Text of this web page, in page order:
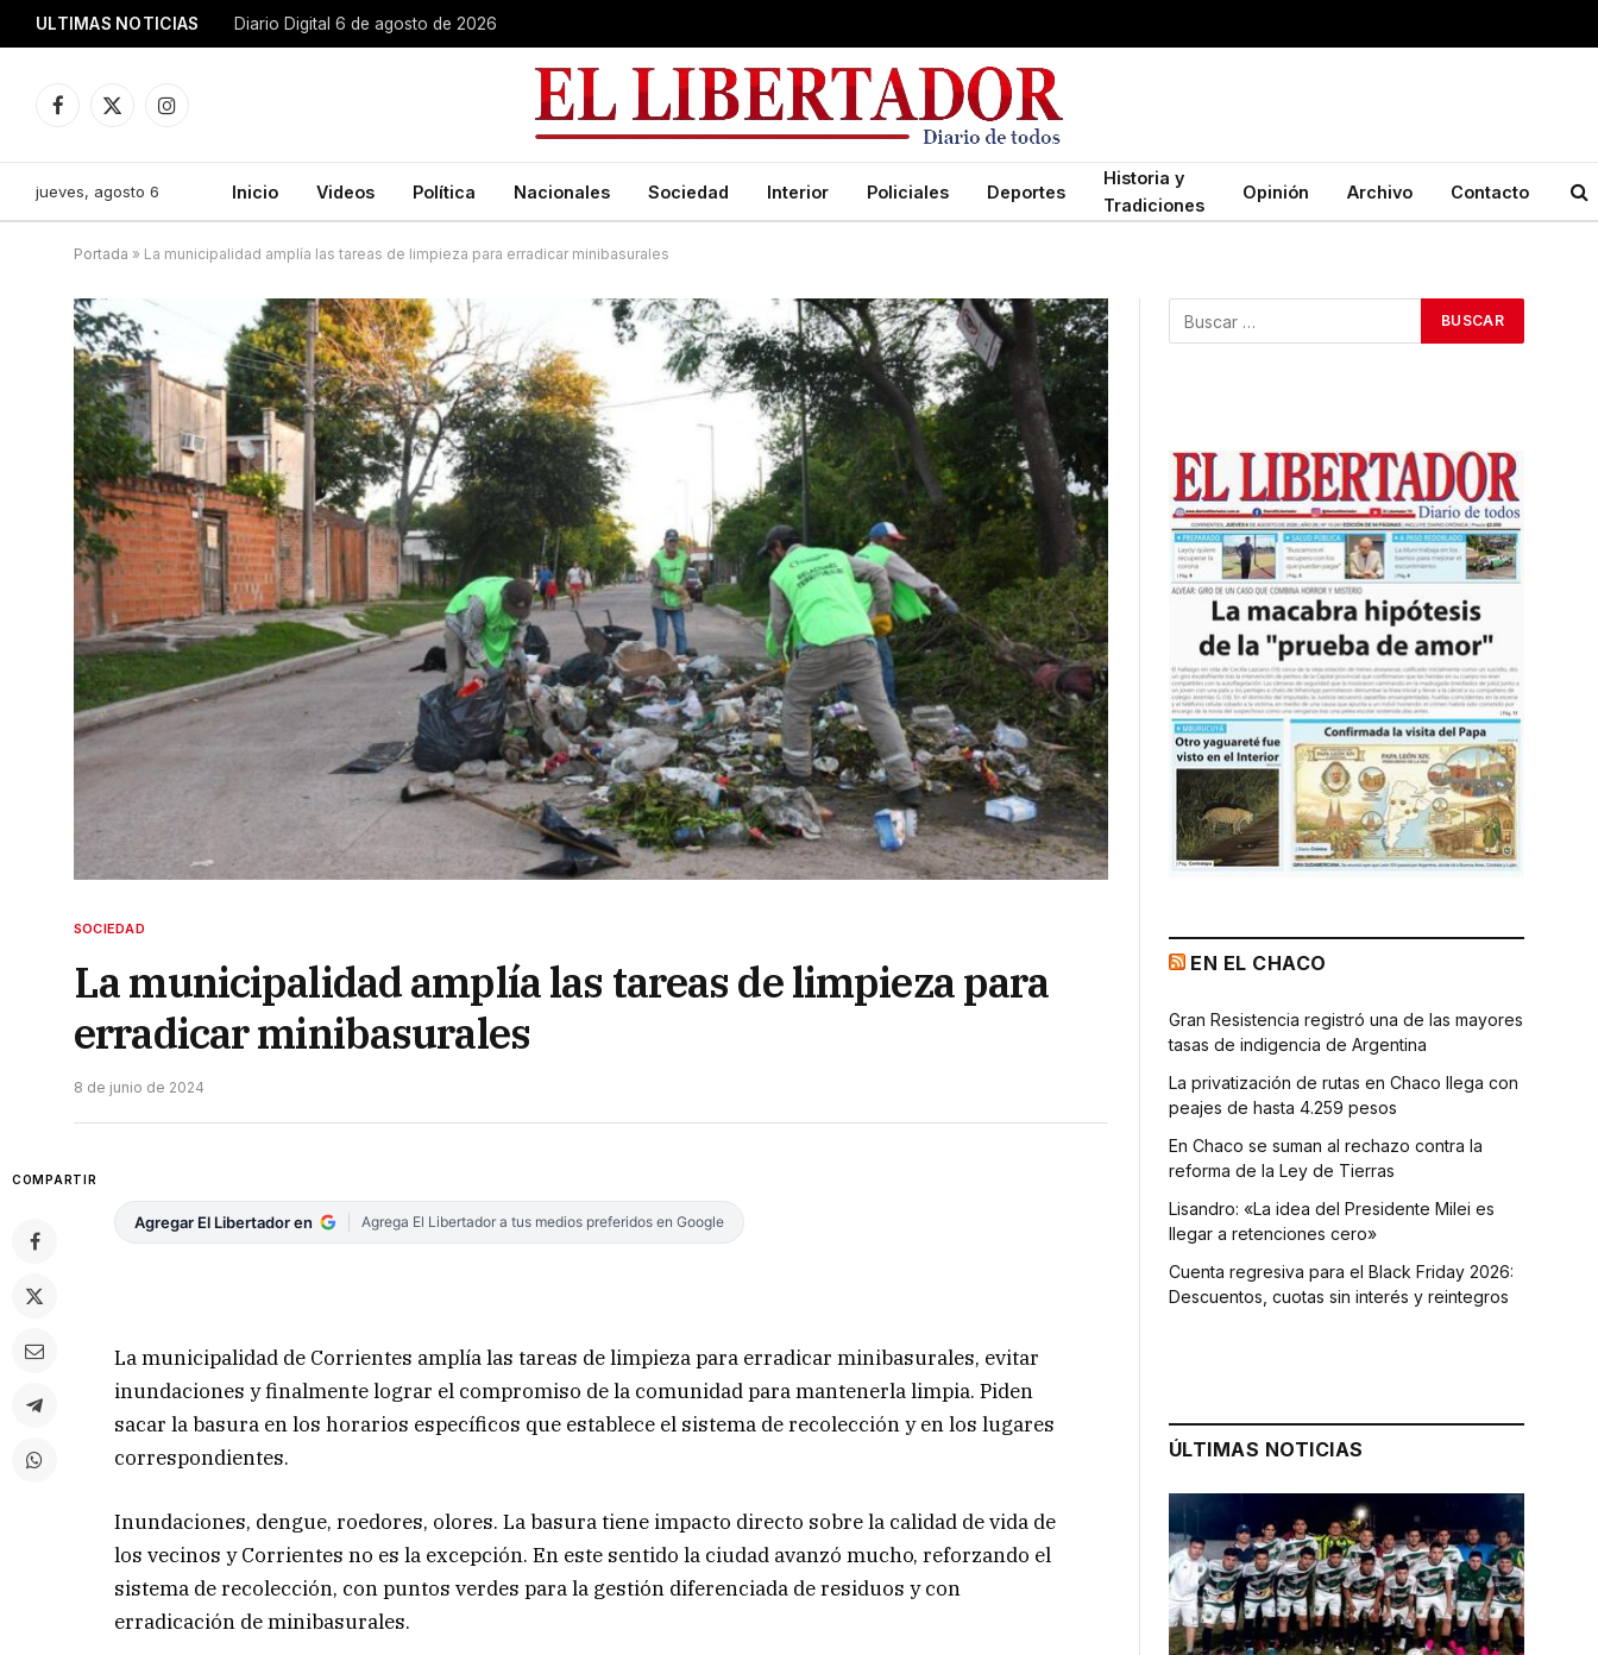
ULTIMAS NOTICIAS Diario Digital 6 de agosto de 2026
Facebook
X
Instagram
jueves, agosto 6 Inicio Videos Política Nacionales Sociedad Interior Policiales Deportes
Historia y
Tradiciones
Opinión Archivo Contacto
Portada » La municipalidad amplía las tareas de limpieza para erradicar minibasurales
SOCIEDAD
La municipalidad amplía las tareas de limpieza para
erradicar minibasurales
8 de junio de 2024
COMPARTIR
Agregar El Libertador en Agrega El Libertador a tus medios preferidos en Google
La municipalidad de Corrientes amplía las tareas de limpieza para erradicar minibasurales, evitar
inundaciones y finalmente lograr el compromiso de la comunidad para mantenerla limpia. Piden
sacar la basura en los horarios específicos que establece el sistema de recolección y en los lugares
correspondientes.
Inundaciones, dengue, roedores, olores. La basura tiene impacto directo sobre la calidad de vida de
los vecinos y Corrientes no es la excepción. En este sentido la ciudad avanzó mucho, reforzando el
sistema de recolección, con puntos verdes para la gestión diferenciada de residuos y con
erradicación de minibasurales.
EN EL CHACO
Gran Resistencia registró una de las mayores
tasas de indigencia de Argentina
La privatización de rutas en Chaco llega con
peajes de hasta 4.259 pesos
En Chaco se suman al rechazo contra la
reforma de la Ley de Tierras
Lisandro: «La idea del Presidente Milei es
llegar a retenciones cero»
Cuenta regresiva para el Black Friday 2026:
Descuentos, cuotas sin interés y reintegros
ÚLTIMAS NOTICIAS